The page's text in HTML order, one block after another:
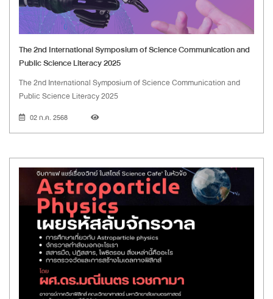
The 2nd International Symposium of Science Communication and
Public Science Literacy 2025
The 2nd International Symposium of Science Communication and
Public Science Literacy 2025
02 ก.ค. 2568